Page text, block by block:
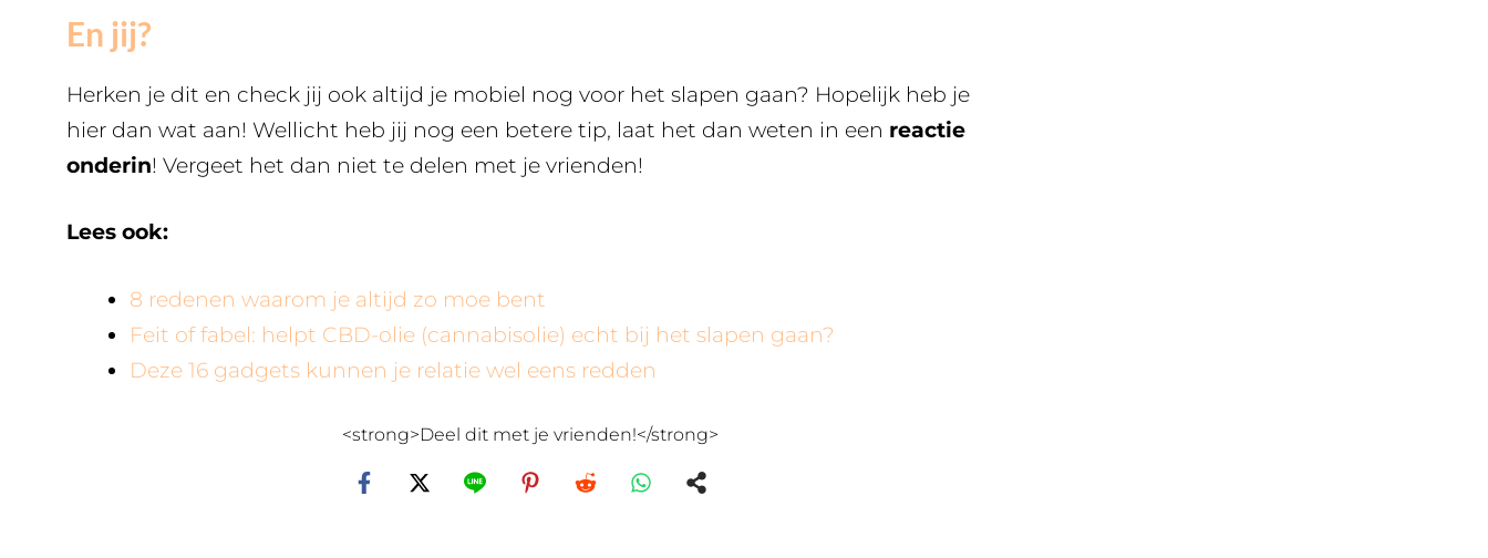
En jij?
Herken je dit en check jij ook altijd je mobiel nog voor het slapen gaan? Hopelijk heb je
hier dan wat aan! Wellicht heb jij nog een betere tip, laat het dan weten in een reactie
onderin! Vergeet het dan niet te delen met je vrienden!
Lees ook:
8 redenen waarom je altijd zo moe bent
Feit of fabel: helpt CBD-olie (cannabisolie) echt bij het slapen gaan?
Deze 16 gadgets kunnen je relatie wel eens redden
<strong>Deel dit met je vrienden!</strong>